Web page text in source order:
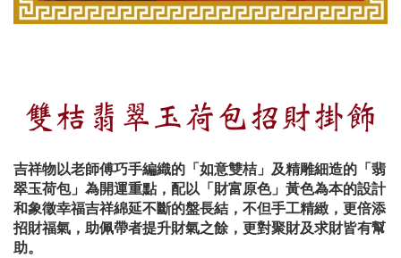
雙桔翡翠玉荷包招財掛飾
吉祥物以老師傅巧手編織的「如意雙桔」及精雕細造的「翡
翠玉荷包」為開運重點，配以「財富原色」黃色為本的設計
和象徵幸福吉祥綿延不斷的盤長結，不但手工精緻，更倍添
招財福氣，助佩帶者提升財氣之餘，更對聚財及求財皆有幫
助。